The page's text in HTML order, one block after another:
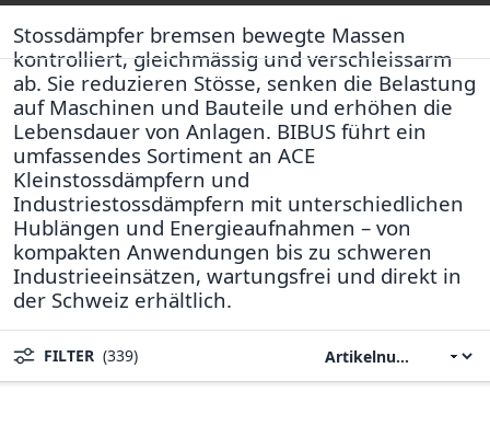
Stossdämpfer bremsen bewegte Massen
kontrolliert, gleichmässig und verschleissarm
ab. Sie reduzieren Stösse, senken die Belastung
auf Maschinen und Bauteile und erhöhen die
Lebensdauer von Anlagen. BIBUS führt ein
umfassendes Sortiment an ACE
Kleinstossdämpfern und
Industriestossdämpfern mit unterschiedlichen
Hublängen und Energieaufnahmen – von
kompakten Anwendungen bis zu schweren
Industrieeinsätzen, wartungsfrei und direkt in
der Schweiz erhältlich.
FILTER (339)